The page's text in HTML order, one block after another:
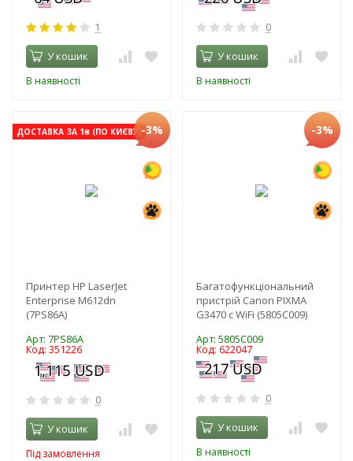
1
У кошик
В наявності
0
У кошик
В наявності
ДОСТАВКА ЗА 1₴ (ПО КИЄВУ)-3%
Принтер HP LaserJet
Enterprise M612dn
(7PS86A)
Арт: 7PS86A
Код: 351226
0
У кошик
Під замовлення
-3%
Багатофункціональний
пристрій Canon PIXMA
G3470 c WiFi (5805C009)
Арт: 5805C009
Код: 622047
0
У кошик
В наявності